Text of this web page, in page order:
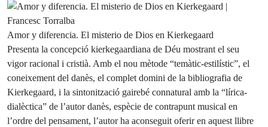
Amor y diferencia. El misterio de Dios en Kierkegaard
Presenta la concepció kierkegaardiana de Déu mostrant el seu
vigor racional i cristià. Amb el nou mètode “temàtic-estilístic”, el
coneixement del danès, el complet domini de la bibliografia de
Kierkegaard, i la sintonització gairebé connatural amb la “lírica-
dialèctica” de l’autor danès, espècie de contrapunt musical en
l’ordre del pensament, l’autor ha aconseguit oferir en aquest llibre